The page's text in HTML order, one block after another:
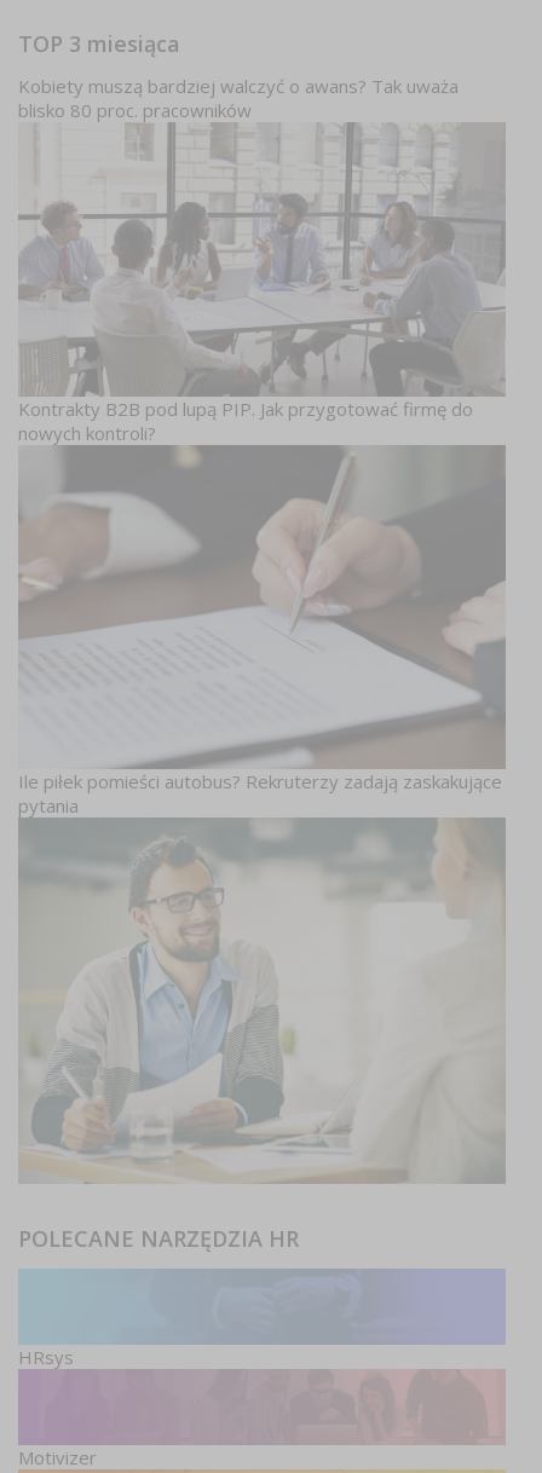
TOP 3 miesiąca
Kobiety muszą bardziej walczyć o awans? Tak uważa
blisko 80 proc. pracowników
Kontrakty B2B pod lupą PIP. Jak przygotować firmę do
nowych kontroli?
Ile piłek pomieści autobus? Rekruterzy zadają zaskakujące
pytania
POLECANE NARZĘDZIA HR
HRsys
Motivizer